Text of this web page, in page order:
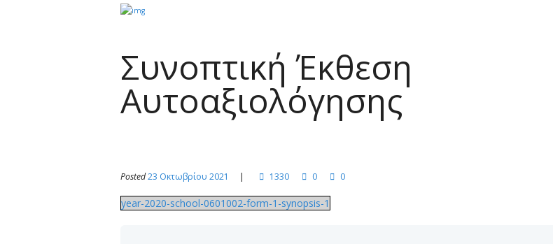
Συνοπτική Έκθεση
Αυτοαξιολόγησης
Posted23 Οκτωβρίου 2021 1330 0 0
year-2020-school-0601002-form-1-synopsis-1